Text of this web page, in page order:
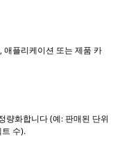
애플리케이션 또는 제품 카
량화합니다 (예: 판매된 단위
수).